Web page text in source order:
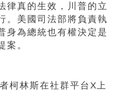
律真的生效，川普的立
。美國司法部將負責執
身為總統也有權決定是
案。
柯林斯在社群平台X上